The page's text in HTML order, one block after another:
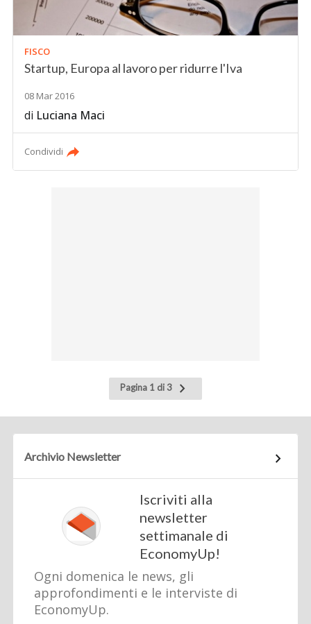
FISCO
Startup, Europa al lavoro per ridurre l'Iva
08 Mar 2016
di Luciana Maci
Condividi
Pagina 1 di 3
Pagina
successiva
Archivio Newsletter
Iscriviti alla
newsletter
settimanale di
EconomyUp!
Ogni domenica le news, gli
approfondimenti e le interviste di
EconomyUp.